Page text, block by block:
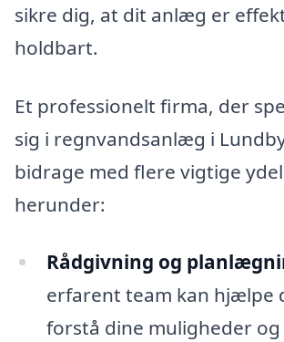
sikre dig, at dit anlæg er
holdbart.
Et professionelt firma, der
sig i regnvandsanlæg i
bidrage med flere vigtige
herunder:
Rådgivning og
erfarent team kan hjælpe
forstå dine muligheder